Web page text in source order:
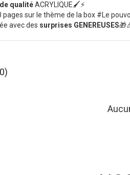
qualitéACRYLIQUE🖌⚡
pages sur le thème de la box #Le
avec des surprises GENEREUSES